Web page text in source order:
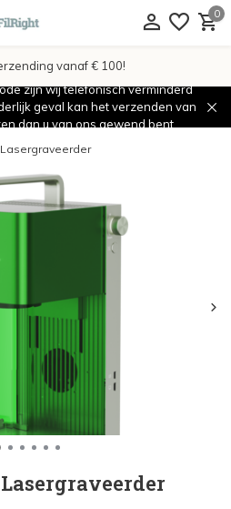
0
vanaf € 100!
zijn wij telefonisch verminderd
geval kan het verzenden van
dan u van ons gewend bent.
Lasergraveerder